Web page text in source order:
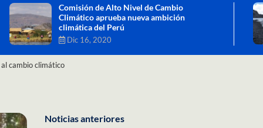
Cambio climático: combatir sus efectos
como objetivo global y urgente
cambio climático
Noticias anteriores